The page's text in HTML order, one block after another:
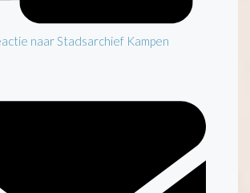
naar Stadsarchief Kampen